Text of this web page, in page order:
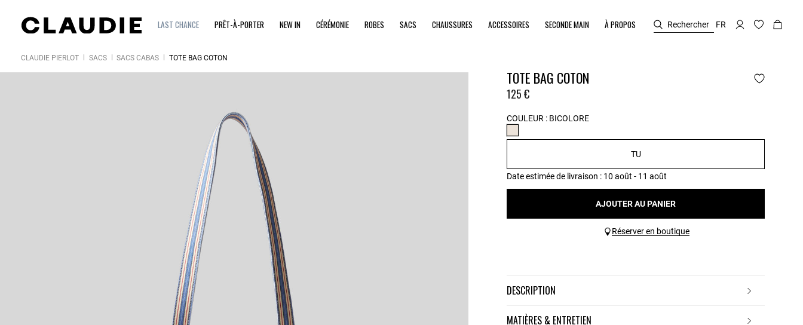
LAST CHANCE PRÊT-À-PORTER NEW IN CÉRÉMONIE ROBES SACS CHAUSSURES ACCESSOIRES SECONDE MAIN À PROPOS Rechercher FR
CLAUDIE PIERLOT SACS SACS CABAS TOTE BAG COTON
TOTE BAG COTON
125 €
COULEUR : BICOLORE
TU
Date estimée de livraison : 10 août - 11 août
AJOUTER AU PANIER
Réserver en boutique
DESCRIPTION
MATIÈRES & ENTRETIEN